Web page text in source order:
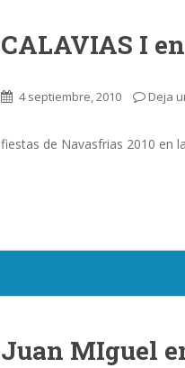
CALAVIAS I
4 septiembre, 2010 Deja
fiestas de Navasfrias 2010 en
Juan MIguel